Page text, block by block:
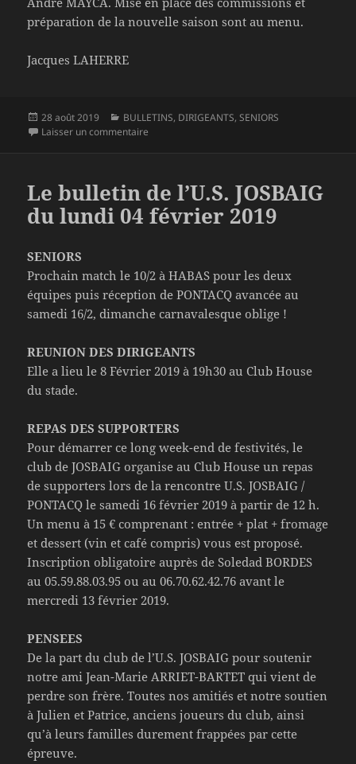
préparation de la nouvelle saison sont au menu.
Jacques LAHERRE
Publié
le
28 août 2019 Catégories
BULLETINS, DIRIGEANTS,SENIORS
Laisser un commentaire
Le bulletin de l’U.S. JOSBAIG
du lundi 04 février 2019
SENIORS
Prochain match le 10/2 à HABAS pour les deux
équipes puis réception de PONTACQ avancée au
samedi 16/2, dimanche carnavalesque oblige !
REUNION DES DIRIGEANTS
Elle a lieu le 8 Février 2019 à 19h30 au Club House
du stade.
REPAS DES SUPPORTERS
Pour démarrer ce long week-end de festivités, le
club de JOSBAIG organise au Club House un repas
de supporters lors de la rencontre U.S. JOSBAIG /
PONTACQ le samedi 16 février 2019 à partir de 12 h.
Un menu à 15 € comprenant : entrée + plat + fromage
et dessert (vin et café compris) vous est proposé.
Inscription obligatoire auprès de Soledad BORDES
au 05.59.88.03.95 ou au 06.70.62.42.76 avant le
mercredi 13 février 2019.
PENSEES
De la part du club de l’U.S. JOSBAIG pour soutenir
notre ami Jean-Marie ARRIET-BARTET qui vient de
perdre son frère. Toutes nos amitiés et notre soutien
à Julien et Patrice, anciens joueurs du club, ainsi
qu’à leurs familles durement frappées par cette
épreuve.